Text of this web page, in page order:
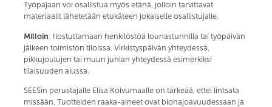
Työpajaan voi osallistua myös etänä, jolloin tarvittavat
materiaalit lähetetään etukäteen jokaiselle osallistujalle.
Milloin: Ilostuttamaan henkilöstöä lounastunnilla tai työpäivän
jälkeen toimiston tiloissa. Virkistyspäivän yhteydessä,
pikkujoulujen tai muun juhlan yhteydessä esimerkiksi
tilaisuuden alussa.
SEESin perustajalle Elisa Koivumaalle on tärkeää, ettei lintsata
missään. Tuotteiden raaka-aineet ovat biohajoavuudessaan ja